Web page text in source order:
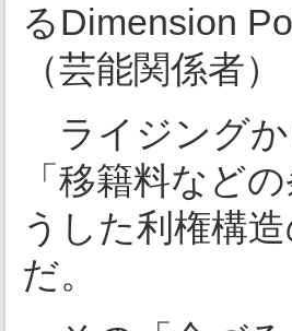
るDimension
（芸能関係者）
ライジングか
「移籍料など
うした利権構
だ。